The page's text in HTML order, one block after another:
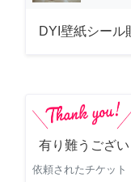
DYI壁紙シール
有り難うござい
依頼されたチケット